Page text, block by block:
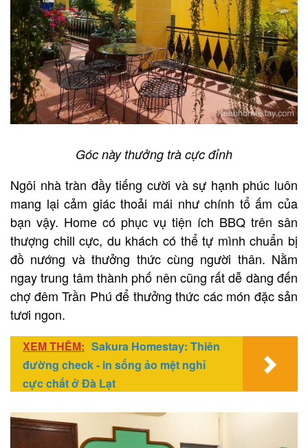
Góc này thưởng trà cực đỉnh
Ngôi nhà tràn đầy tiếng cười và sự hạnh phúc luôn
mang lại cảm giác thoải mái như chính tổ ấm của
bạn vậy. Home có phục vụ tiện ích BBQ trên sân
thượng chill cực, du khách có thể tự mình chuẩn bị
đồ nướng và thưởng thức cùng người thân. Nằm
ngay trung tâm thành phố nên cũng rất dễ dàng đến
chợ đêm Trần Phú để thưởng thức các món đặc sản
tươi ngon.
XEM THÊM: Sakura Homestay: Thiên
đường check - in sống ảo mệt nghỉ
cực chất ở Đà Lạt